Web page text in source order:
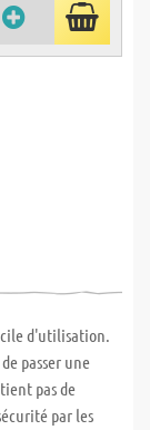
d'utilisation.
passer une
pas de
par les